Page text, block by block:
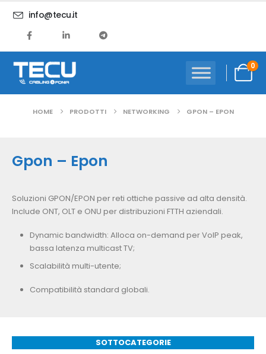
info@tecu.it
0
HOME PRODOTTI NETWORKING GPON – EPON
Gpon – Epon
Soluzioni GPON/EPON per reti ottiche passive ad alta densità.
Include ONT, OLT e ONU per distribuzioni FTTH aziendali.
Dynamic bandwidth: Alloca on-demand per VoIP peak,
bassa latenza multicast TV;
Scalabilità multi-utente;
Compatibilità standard globali.
SOTTOCATEGORIE